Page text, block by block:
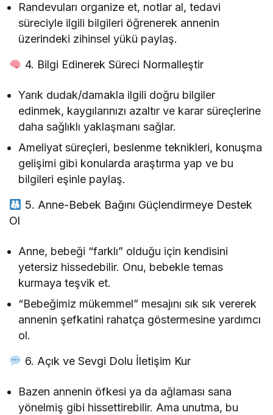
Randevuları organize et, notlar al, tedavi
süreciyle ilgili bilgileri öğrenerek annenin
üzerindeki zihinsel yükü paylaş.
4. Bilgi Edinerek Süreci Normalleştir
Yarık dudak/damakla ilgili doğru bilgiler
edinmek, kaygılarınızı azaltır ve karar süreçlerine
daha sağlıklı yaklaşmanı sağlar.
Ameliyat süreçleri, beslenme teknikleri, konuşma
gelişimi gibi konularda araştırma yap ve bu
bilgileri eşinle paylaş.
5. Anne-Bebek Bağını Güçlendirmeye Destek
Ol
Anne, bebeği “farklı” olduğu için kendisini
yetersiz hissedebilir. Onu, bebekle temas
kurmaya teşvik et.
“Bebeğimiz mükemmel” mesajını sık sık vererek
annenin şefkatini rahatça göstermesine yardımcı
ol.
6. Açık ve Sevgi Dolu İletişim Kur
Bazen annenin öfkesi ya da ağlaması sana
yönelmiş gibi hissettirebilir. Ama unutma, bu